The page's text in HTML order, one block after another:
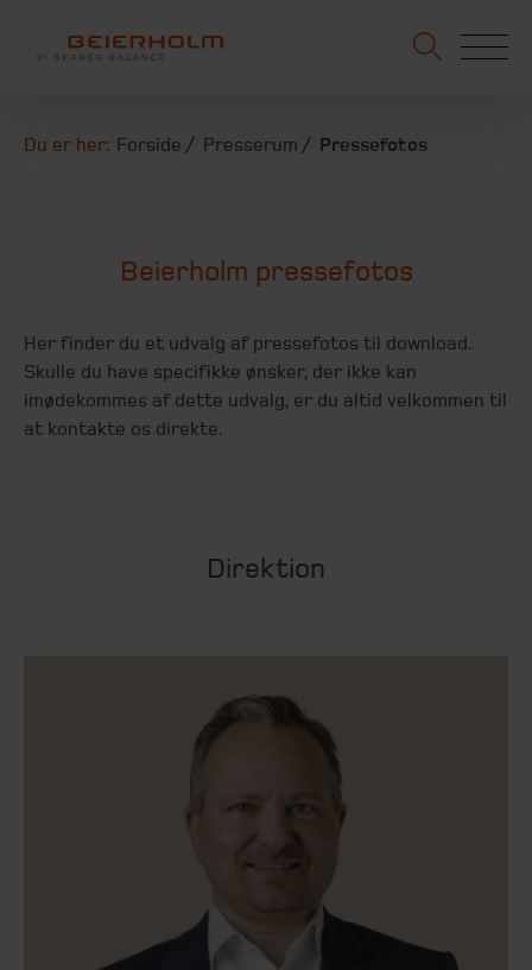
Du er her: Forside Presserum Pressefotos
Beierholm pressefotos
Her finder du et udvalg af pressefotos til download.
Skulle du have specifikke ønsker, der ikke kan
imødekommes af dette udvalg, er du altid velkommen til
at kontakte os direkte.
Direktion